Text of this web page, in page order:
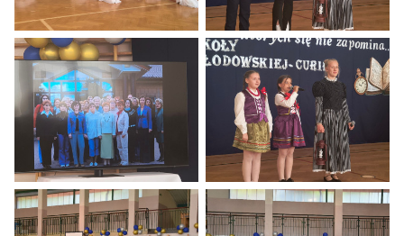
Obchody 80 lecia Szkoły Podstawowej w Baniach.
Obchody 80 lecia Szkoły
Obchody 80 lecia Szkoły Podstawowej w Baniach.
Obchody 80 lecia Szkoły